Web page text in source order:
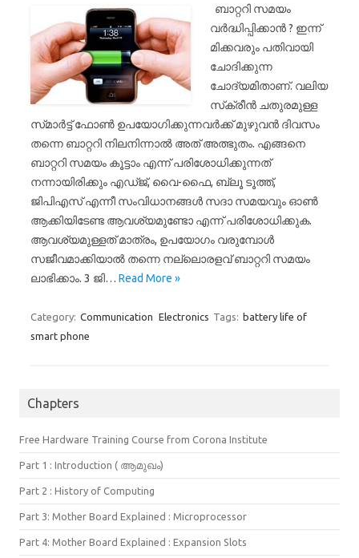
ബാറ്ററി സമയം
വര്‍ദ്ധിപ്പിക്കാന്‍ ? ഇന്ന്
മിക്കവരും പതിവായി
ചോദിക്കുന്ന
ചോദ്യമിതാണ്. വലിയ
സ്‌ക്രീന്‍ ചതുരമുള്ള
സ്‌മാര്‍ട്ട് ഫോണ്‍ ഉപയോഗിക്കുന്നവര്‍ക്ക് മുഴുവന്‍ ദിവസം
തന്നെ ബാറ്ററി നിലനിന്നാല്‍ അത് അത്ഭുതം. എങ്ങനെ
ബാറ്ററി സമയം കൂട്ടാം എന്ന് പരിശോധിക്കുന്നത്
നന്നായിരിക്കും എഡ്‌ജ്, വൈ-ഫൈ, ബ്ലൂ ടൂത്ത്,
ജി‌പി‌എസ് എന്നീ സംവിധാനങ്ങള്‍ സദാ സമയവും ഓണ്‍
ആക്കിയിടേണ്ട ആവശ്യമുണ്ടോ എന്ന് പരിശോധിക്കുക.
ആവശ്യമുള്ളത് മാത്രം, ഉപയോഗം വരുമ്പോള്‍
സജീവമാക്കിയാല്‍ തന്നെ നല്ലൊരളവ് ബാറ്ററി സമയം
ലാഭിക്കാം. 3 ജി… Read More »
Category: Communication Electronics Tags: battery life of
smart phone
Chapters
Free Hardware Training Course from Corona Institute
Part 1 : Introduction ( ആമുഖം)
Part 2 : History of Computing
Part 3: Mother Board Explained : Microprocessor
Part 4: Mother Board Explained : Expansion Slots